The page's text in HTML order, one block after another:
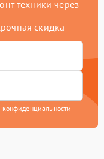
техники через
скидка
конфиденциальности